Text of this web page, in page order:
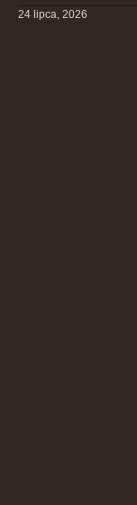
24 lipca, 2026